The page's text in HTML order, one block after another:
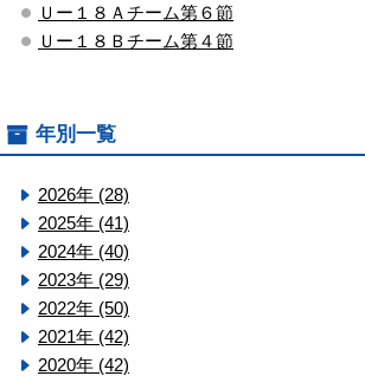
Ｕー１８Ａチーム第６節
Ｕー１８Ｂチーム第４節
年別一覧
2026年 (28)
2025年 (41)
2024年 (40)
2023年 (29)
2022年 (50)
2021年 (42)
2020年 (42)